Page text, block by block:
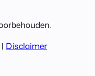
| Disclaimer